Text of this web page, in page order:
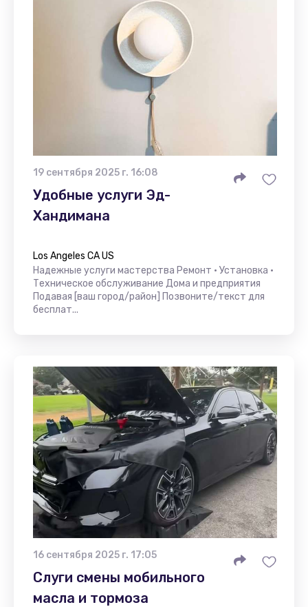
19 сентября 2025 г. 16:08
Удобные услуги Эд-
Хандимана
Los Angeles CA US
Надежные услуги мастерства Ремонт • Установка •
Техническое обслуживание Дома и предприятия
Подавая [ваш город/район] Позвоните/текст для
бесплат...
16 сентября 2025 г. 17:05
Слуги смены мобильного
масла и тормоза